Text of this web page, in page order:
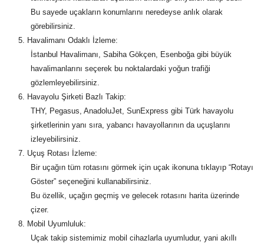
Bu sayede uçakların konumlarını neredeyse anlık olarak
görebilirsiniz.
Havalimanı Odaklı İzleme:
İstanbul Havalimanı, Sabiha Gökçen, Esenboğa gibi büyük
havalimanlarını seçerek bu noktalardaki yoğun trafiği
gözlemleyebilirsiniz.
Havayolu Şirketi Bazlı Takip:
THY, Pegasus, AnadoluJet, SunExpress gibi Türk havayolu
şirketlerinin yanı sıra, yabancı havayollarının da uçuşlarını
izleyebilirsiniz.
Uçuş Rotası İzleme:
Bir uçağın tüm rotasını görmek için uçak ikonuna tıklayıp “Rotayı
Göster” seçeneğini kullanabilirsiniz.
Bu özellik, uçağın geçmiş ve gelecek rotasını harita üzerinde
çizer.
Mobil Uyumluluk:
Uçak takip sistemimiz mobil cihazlarla uyumludur, yani akıllı